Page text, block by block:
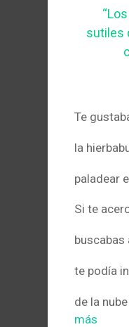
sutiles
Te
la
paladear
Si te
buscabas
te podía
de la
más